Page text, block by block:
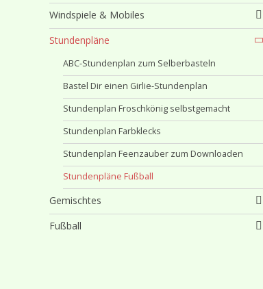
Windspiele & Mobiles
Stundenpläne
ABC-Stundenplan zum Selberbasteln
Bastel Dir einen Girlie-Stundenplan
Stundenplan Froschkönig selbstgemacht
Stundenplan Farbklecks
Stundenplan Feenzauber zum Downloaden
Stundenpläne Fußball
Gemischtes
Fußball